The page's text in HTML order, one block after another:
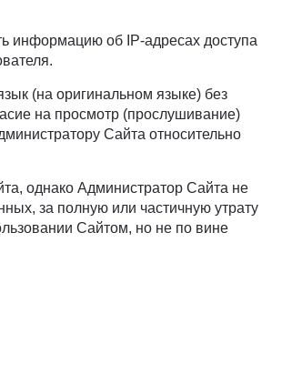
информацию об IP-адресах доступа
(на оригинальном языке) без
на просмотр (прослушивание)
Сайта относительно
однако Администратор Сайта не
за полную или частичную утрату
Сайтом, но не по вине